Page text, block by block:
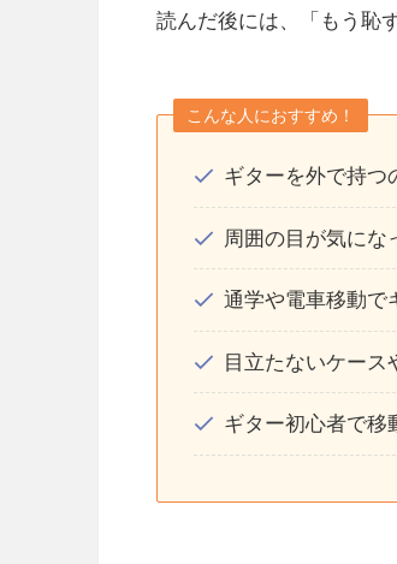
読んだ後には、「もう恥
こんな人におすすめ！
ギターを外で持つ
周囲の目が気にな
通学や電車移動で
目立たないケース
ギター初心者で移